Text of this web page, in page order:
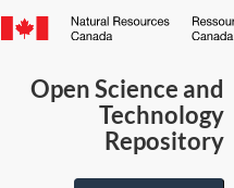
Canada.ca
Open Science and
Technology
Repository